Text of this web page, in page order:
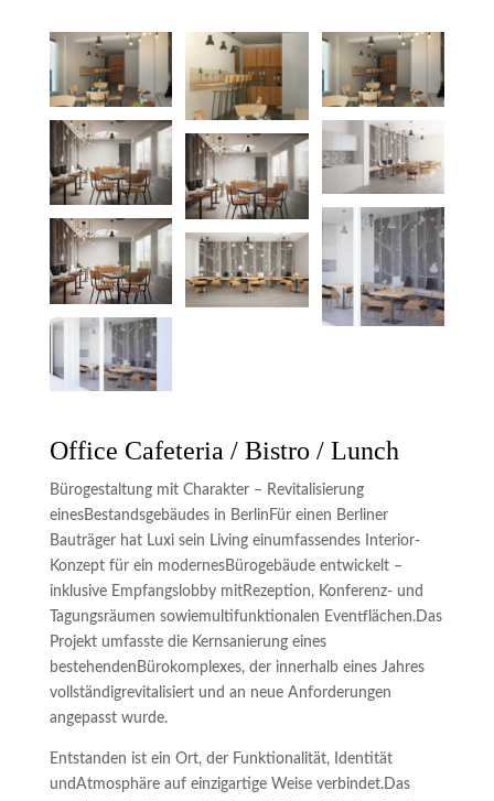
Office Cafeteria / Bistro / Lunch
Bürogestaltung mit Charakter – Revitalisierung
einesBestandsgebäudes in Berlin Für einen Berliner
Bauträger hat Luxi sein Living einumfassendes Interior-
Konzept für ein modernesBürogebäude entwickelt –
inklusive Empfangslobby mitRezeption, Konferenz- und
Tagungsräumen sowiemultifunktionalen Eventflächen.Das
Projekt umfasste die Kernsanierung eines
bestehenden Bürokomplexes, der innerhalb eines Jahres
vollständigrevitalisiert und an neue Anforderungen
angepasst wurde.
Entstanden ist ein Ort, der Funktionalität, Identität
undAtmosphäre auf einzigartige Weise verbindet.Das